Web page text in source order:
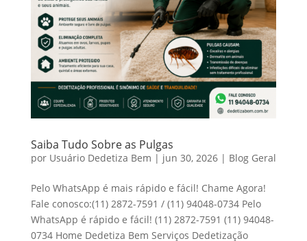
Saiba Tudo Sobre as Pulgas
por Usuário Dedetiza Bem | jun 30, 2026| Blog Geral
Pelo WhatsApp é mais rápido e fácil! Chame Agora!
Fale conosco:(11) 2872-7591 / (11) 94048-0734 Pelo
WhatsApp é rápido e fácil! (11) 2872-7591 (11) 94048-
0734 Home Dedetiza Bem Serviços Dedetização